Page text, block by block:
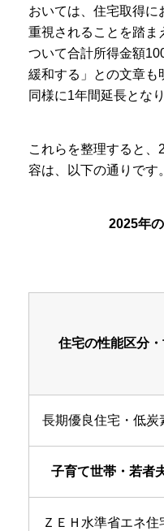
おいては、住宅取得に
重視されることを踏ま
ついて合計所得金額
緩和する」との文章も
同様に1年間延長となり
これらを整理すると
容は、以下の通りです。
2025年
住宅の性能区分・
長期優良住宅・低炭
子育て世帯・若者
ＺＥＨ水準省エネ住